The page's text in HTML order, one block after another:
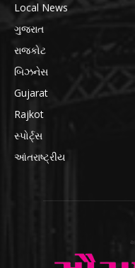
Local News
ગુજરાત
રાજકોટ
બિઝનેસ
Gujarat
Rajkot
સ્પોર્ટ્સ
આંતરાષ્ટ્રીય